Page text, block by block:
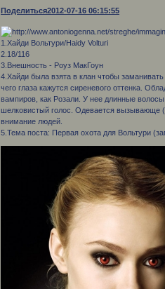
Поделиться2012-07-16 06:15:55
1.Хайди Вольтури/Haidy Volturi
2.18/116
3.Внешность - Роуз МакГоун
4.Хайди была взята в клан чтобы
чего глаза кажутся сиреневого оттенка.
вампиров, как Розали. У нее длинные
шелковистый голос. Одевается вызывающе
внимание людей.
5.Тема поста: Первая охота для Вольтури